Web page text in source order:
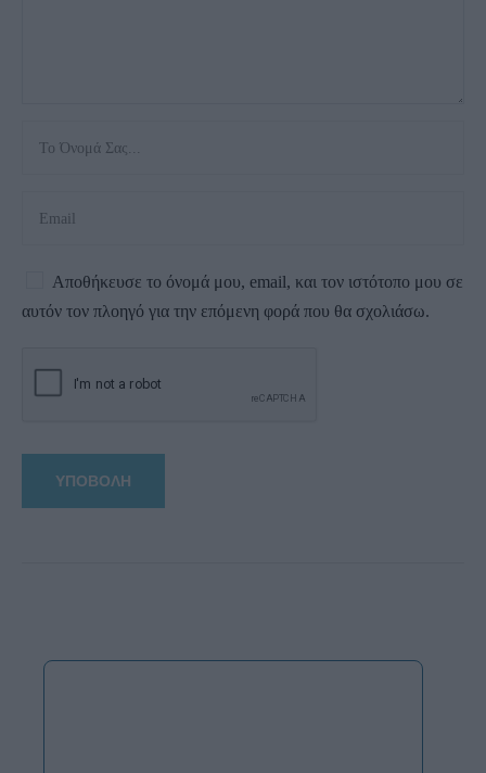
Αποθήκευσε το όνομά μου, email, και τον ιστότοπο μου σε
αυτόν τον πλοηγό για την επόμενη φορά που θα σχολιάσω.